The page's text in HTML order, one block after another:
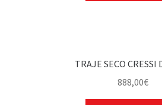
TRAJE SECO CRESSI
888,00€